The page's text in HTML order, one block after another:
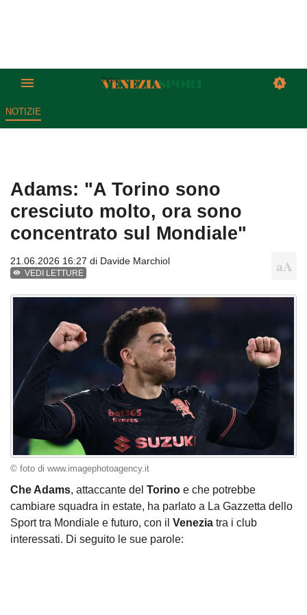
NOTIZIE
Adams: "A Torino sono
cresciuto molto, ora sono
concentrato sul Mondiale"
21.06.2026 16:27 di Davide Marchiol
VEDI LETTURE
© foto di www.imagephotoagency.it
Che Adams, attaccante del Torino e che potrebbe
cambiare squadra in estate, ha parlato a La Gazzetta dello
Sport tra Mondiale e futuro, con il Venezia tra i club
interessati. Di seguito le sue parole: